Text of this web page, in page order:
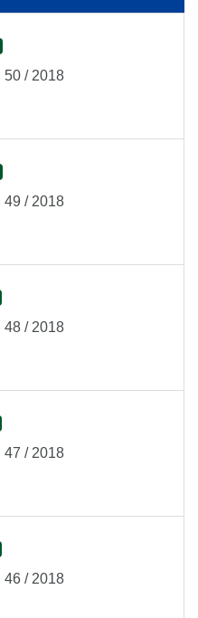
50 / 2018
49 / 2018
48 / 2018
47 / 2018
46 / 2018